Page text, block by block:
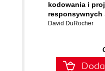
kodowania i
David DuRocher